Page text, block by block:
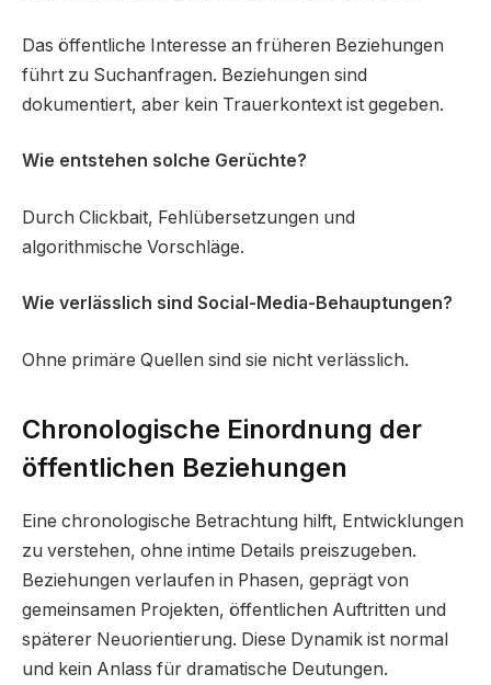
Das öffentliche Interesse an früheren Beziehungen
führt zu Suchanfragen. Beziehungen sind
dokumentiert, aber kein Trauerkontext ist gegeben.
Wie entstehen solche Gerüchte?
Durch Clickbait, Fehlübersetzungen und
algorithmische Vorschläge.
Wie verlässlich sind Social-Media-Behauptungen?
Ohne primäre Quellen sind sie nicht verlässlich.
Chronologische Einordnung der
öffentlichen Beziehungen
Eine chronologische Betrachtung hilft, Entwicklungen
zu verstehen, ohne intime Details preiszugeben.
Beziehungen verlaufen in Phasen, geprägt von
gemeinsamen Projekten, öffentlichen Auftritten und
späterer Neuorientierung. Diese Dynamik ist normal
und kein Anlass für dramatische Deutungen.